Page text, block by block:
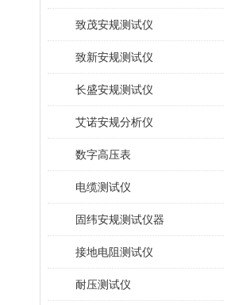
致茂安规测试仪
致新安规测试仪
长盛安规测试仪
艾诺安规分析仪
数字高压表
电缆测试仪
固纬安规测试仪器
接地电阻测试仪
耐压测试仪